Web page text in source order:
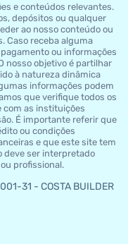
e conteúdos relevantes.
depósitos ou qualquer
ao nosso conteúdo ou
Caso receba alguma
ou informações
nosso objetivo é partilhar
à natureza dinâmica
informações podem
que verifique todos os
com as instituições
É importante referir que
ou condições
e que este site tem
deve ser interpretado
profissional.
31 - COSTA BUILDER